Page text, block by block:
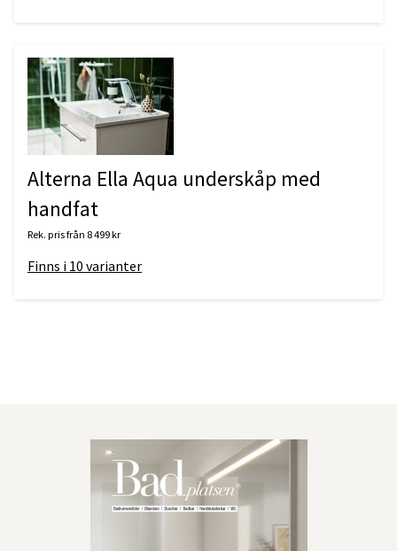
Alterna Ella Aqua underskåp med
handfat
Rek. pris från 8 499 kr
Finns i 10 varianter